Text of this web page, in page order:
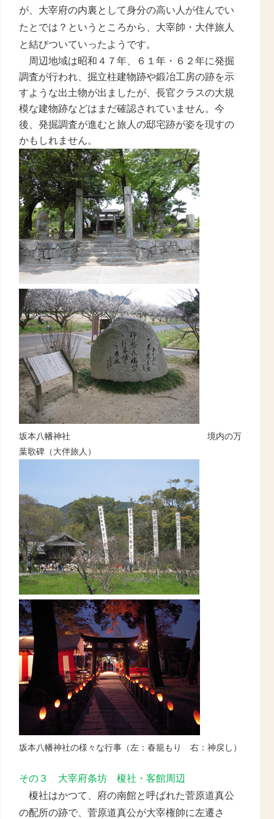
が、大宰府の内裏として身分の高い人が住んでい
たとでは？というところから、大宰帥・大伴旅人
と結びついていったようです。
周辺地域は昭和４７年、６１年・６２年に発掘
調査が行われ、掘立柱建物跡や鍛冶工房の跡を示
すような出土物が出ましたが、長官クラスの大規
模な建物跡などはまだ確認されていません。今
後、発掘調査が進むと旅人の邸宅跡が姿を現すの
かもしれません。
坂本八幡神社 境内の万
葉歌碑（大伴旅人）
坂本八幡神社の様々な行事（左：春籠もり 右：神戻し）
その３ 大宰府条坊 榎社・客館周辺
榎社はかつて、府の南館と呼ばれた菅原道真公
の配所の跡で、菅原道真公が大宰権帥に左遷さ